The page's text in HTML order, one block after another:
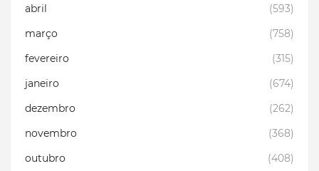
abril
(593)
março
(758)
fevereiro
(315)
janeiro
(674)
dezembro
(262)
novembro
(368)
outubro
(408)